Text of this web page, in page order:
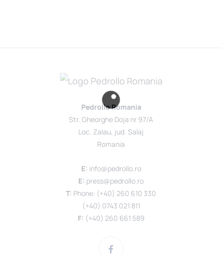
Pedrollo Romania
Str. Gheorghe Doja nr 97/A
Loc. Zalau, jud. Salaj
Romania
E: info@pedrollo.ro
E: press@pedrollo.ro
T: Phone: (+40) 260 610 330
(+40) 0743 021 811
F: (+40) 260 661 589